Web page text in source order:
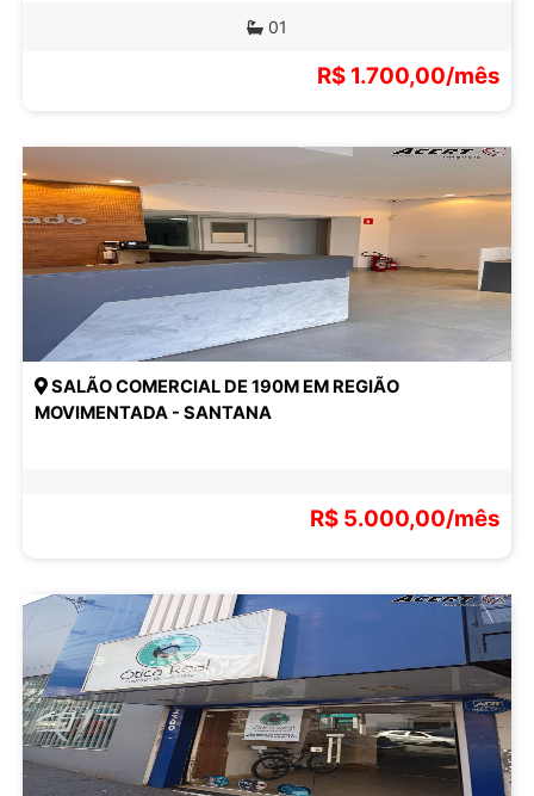
01
R$ 1.700,00/mês
SALÃO COMERCIAL DE 190M EM REGIÃO
MOVIMENTADA - SANTANA
R$ 5.000,00/mês